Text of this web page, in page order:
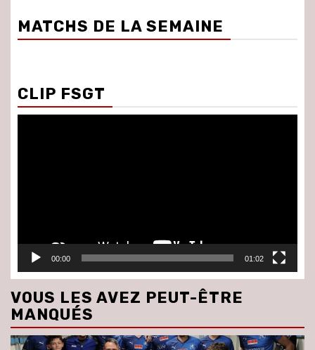
MATCHS DE LA SEMAINE
CLIP FSGT
00:00 01:02
VOUS LES AVEZ PEUT-ÊTRE
MANQUÉS